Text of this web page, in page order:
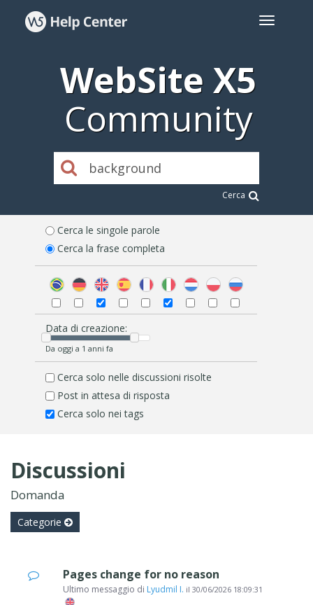
WebSite X5
Community
Cerca
Cerca le singole parole
Cerca la frase completa
Data di creazione:
Da oggi a 1 anni fa
Cerca solo nelle discussioni risolte
Post in attesa di risposta
Cerca solo nei tags
Discussioni
Domanda
Categorie
Pages change for no reason
Ultimo messaggio di Lyudmil I. il 30/06/2026 18:09:31